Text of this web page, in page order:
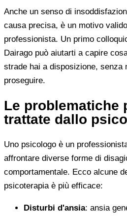
Anche un senso di
causa precisa, è un motivo
professionista. Un primo
Dairago può aiutarti a capire
strade hai a disposizione, senza
proseguire.
Le problematiche
trattate dallo
Uno psicologo è un
affrontare diverse forme di
comportamentale. Ecco alcune
psicoterapia è più efficace:
Disturbi d'ansia: ansia